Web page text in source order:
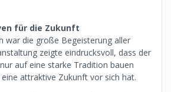
für die Zukunft
war die große Begeisterung aller
zeigte eindrucksvoll, dass der
auf eine starke Tradition bauen
attraktive Zukunft vor sich hat.